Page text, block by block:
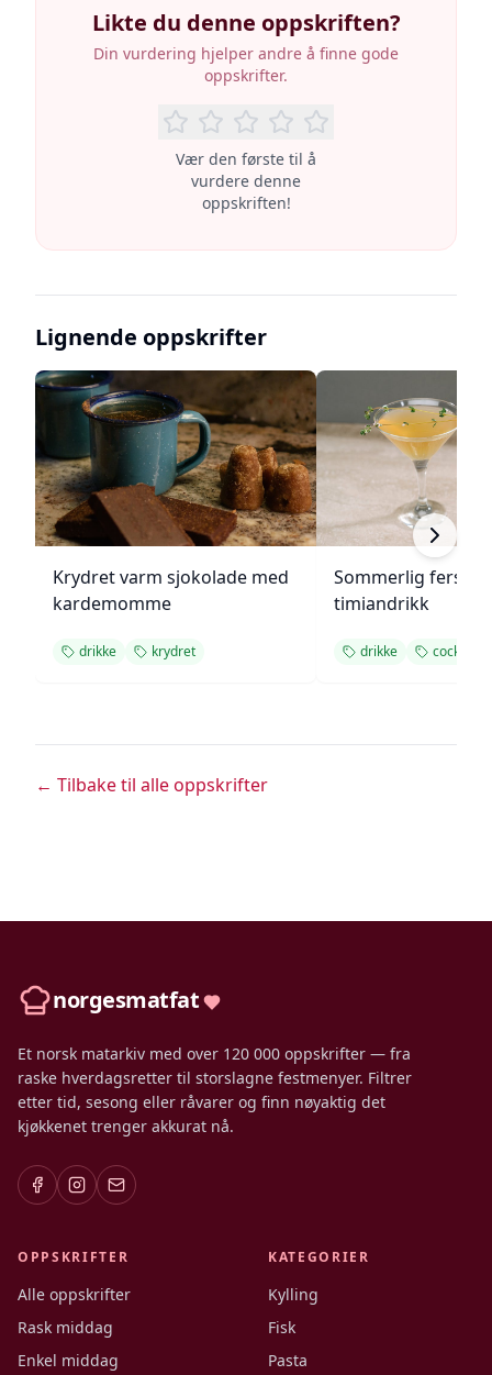
Likte du denne oppskriften?
Din vurdering hjelper andre å finne gode
oppskrifter.
Vær den første til å
vurdere denne
oppskriften!
Lignende oppskrifter
Krydret varm sjokolade med
kardemomme
drikke krydret
Sommerlig
timiandrikk
drikke cocktail
← Tilbake til alle oppskrifter
norgesmatfat
Et norsk matarkiv med over 120 000 oppskrifter — fra
raske hverdagsretter til storslagne festmenyer. Filtrer
etter tid, sesong eller råvarer og finn nøyaktig det
kjøkkenet trenger akkurat nå.
OPPSKRIFTER
Alle oppskrifter
Rask middag
Enkel middag
KATEGORIER
Kylling
Fisk
Pasta